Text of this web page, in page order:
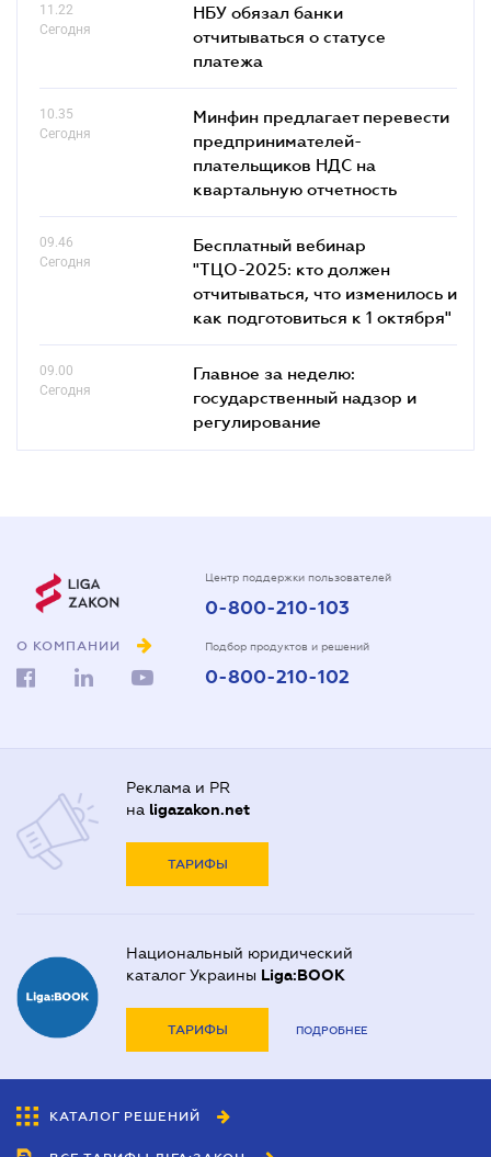
11.22
Сегодня
НБУ обязал банки
отчитываться о статусе
платежа
10.35
Сегодня
Минфин предлагает перевести
предпринимателей-
плательщиков НДС на
квартальную отчетность
09.46
Сегодня
Бесплатный вебинар
"ТЦО-2025: кто должен
отчитываться, что изменилось и
как подготовиться к 1 октября"
09.00
Сегодня
Главное за неделю:
государственный надзор и
регулирование
О КОМПАНИИ
Центр поддержки пользователей
0-800-210-103
Подбор продуктов и решений
0-800-210-102
Реклама и PR
на ligazakon.net
ТАРИФЫ
Национальный юридический
каталог Украины Liga:BOOK
ТАРИФЫ ПОДРОБНЕЕ
КАТАЛОГ РЕШЕНИЙ